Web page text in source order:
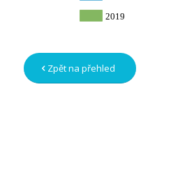
2019
Zpět na přehled